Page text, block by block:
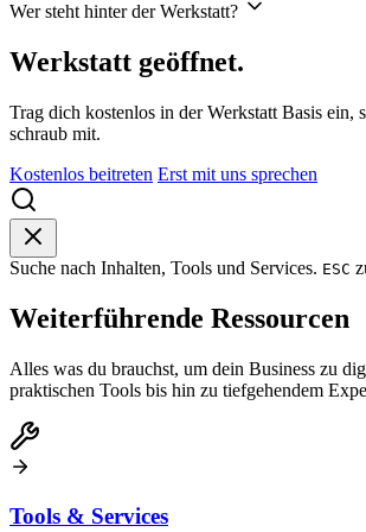
Wer steht hinter der Werkstatt?
Werkstatt geöffnet.
Trag dich kostenlos in der Werkstatt Basis ein,
schraub mit.
Kostenlos beitreten Erst mit uns sprechen
Suche nach Inhalten, Tools und Services. ESC
Weiterführende Ressourcen
Alles was du brauchst, um dein Business zu
praktischen Tools bis hin zu tiefgehendem
Tools & Services